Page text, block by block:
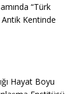
“Türk
Antik Kentinde
Hayat Boyu